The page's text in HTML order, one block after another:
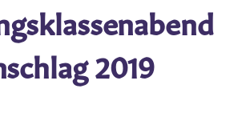
2019